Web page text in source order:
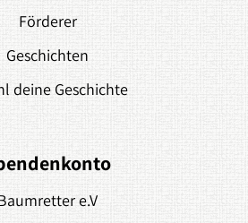
Förderer
Geschichten
deine Geschichte
e.V